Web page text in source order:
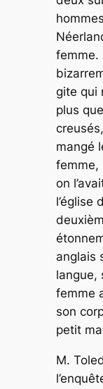
femme.
gite qui
plus
mangé
femme,
on
l’église
anglais
langue,
femme
son
petit
M.